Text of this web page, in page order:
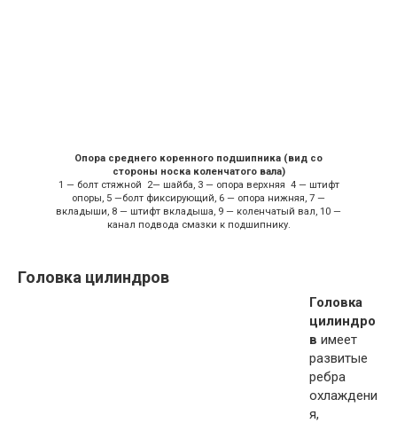
Опора среднего коренного подшипника (вид со
стороны носка коленчатого вала)
1 — болт стяжной 2— шайба, 3 — опора верхняя 4 — штифт
опоры, 5 —болт фиксирующий, 6 — опора нижняя, 7 —
вкладыши, 8 — штифт вкладыша, 9 — коленчатый вал, 10 —
канал подвода смазки к подшипнику.
Головка цилиндров
Головка
цилиндро
в имеет
развитые
ребра
охлаждени
я,